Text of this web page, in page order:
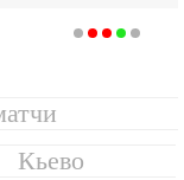
Кьево